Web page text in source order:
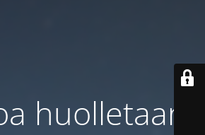
huolletaan